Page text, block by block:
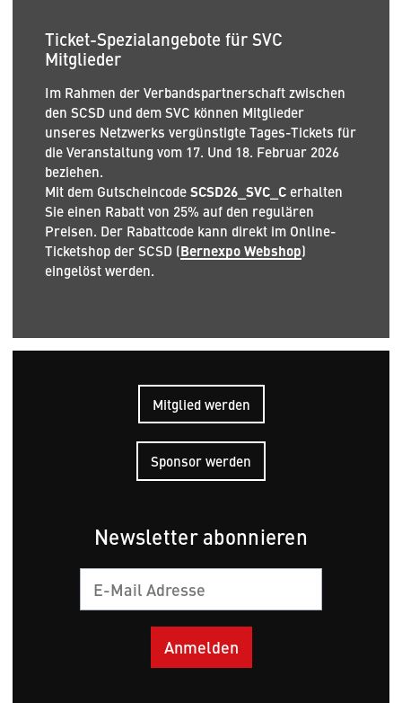
Ticket-Spezialangebote für SVC
Mitglieder
Im Rahmen der Verbandspartnerschaft zwischen
den SCSD und dem SVC können Mitglieder
unseres Netzwerks vergünstigte Tages-Tickets für
die Veranstaltung vom 17. Und 18. Februar 2026
beziehen.
Mit dem GutscheincodeSCSD26_SVC_Cerhalten
Sie einen Rabatt von 25% auf den regulären
Preisen. Der Rabattcode kann direkt im Online-
Ticketshop der SCSD (Bernexpo Webshop)
eingelöst werden.
Mitglied werden
Sponsor werden
Newsletter abonnieren